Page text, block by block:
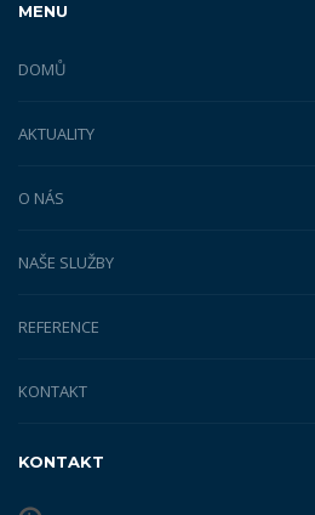
MENU
DOMŮ
AKTUALITY
O NÁS
NAŠE SLUŽBY
REFERENCE
KONTAKT
KONTAKT